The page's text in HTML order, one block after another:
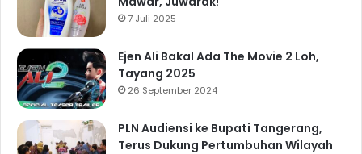
7 Juli 2025
Ejen Ali Bakal Ada The Movie 2 Loh,
Tayang 2025
26 September 2024
PLN Audiensi ke Bupati Tangerang,
Terus Dukung Pertumbuhan Wilayah